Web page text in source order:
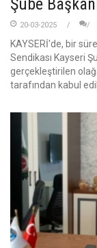
Şube
20-03-2025
KAYSERİ'de, bir
Sendikası Kayseri
gerçekleştirilen
tarafından kabul